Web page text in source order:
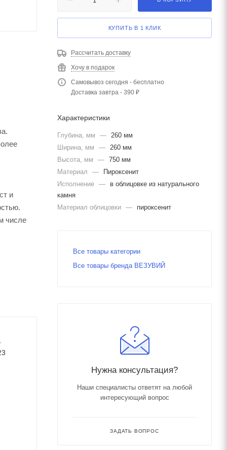
и
числе
КУПИТЬ В 1 КЛИК
Рассчитать доставку
Хочу в подарок
Самовывоз сегодня - бесплатно
Доставка завтра - 390 ₽
Характеристики
Глубина, мм — 260 мм
Ширина, мм
— 260 мм
Высота, мм
— 750 мм
Материал
—
Пироксенит
Исполнение —
в облицовке из натурального
камня
Материал облицовки — пироксенит
Все товары категории
Все товары бренда ВЕЗУВИЙ
Нужна консультация?
Наши специалисты ответят на любой
интересующий вопрос
ЗАДАТЬ ВОПРОС